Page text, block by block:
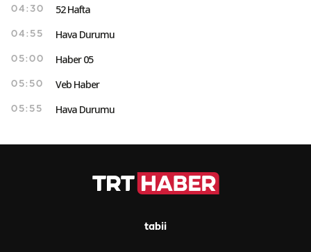
04:30 52 Hafta
04:55 Hava Durumu
05:00 Haber 05
05:50 Veb Haber
05:55 Hava Durumu
tabii